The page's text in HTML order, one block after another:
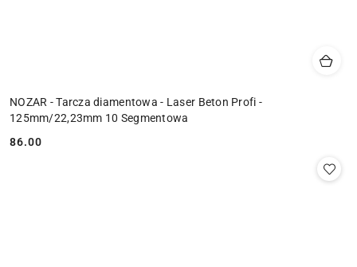
NOZAR - Tarcza diamentowa - Laser Beton Profi -
125mm/22,23mm 10 Segmentowa
Cena:
86.00